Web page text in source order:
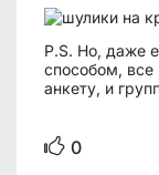
P.S. Но, даже
способом, все
анкету, и
0